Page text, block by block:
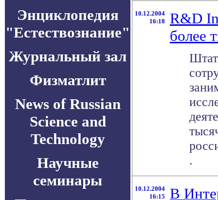
Энциклопедия
"Естествознание"
Журнальный зал
Физматлит
News of Russian
Science and
Technology
Научные
семинары
10.12.2004
16:18
R&D
более
.
10.12.2004
16:15
В